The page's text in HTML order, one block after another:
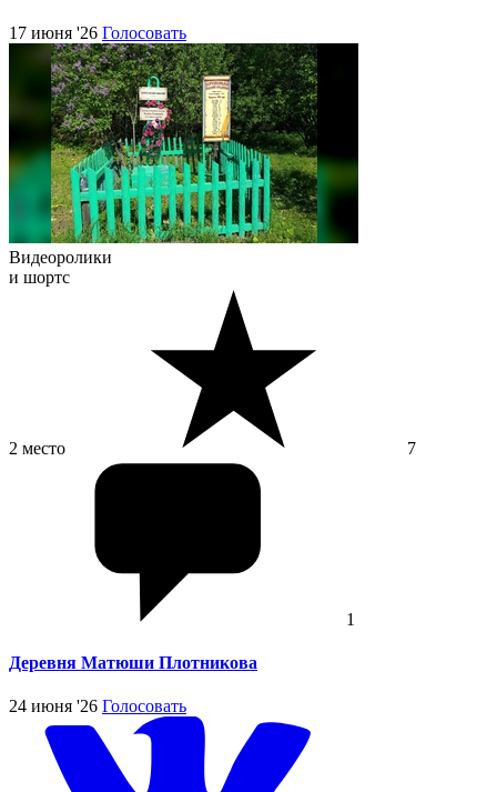
17 июня '26 Голосовать
Видеоролики
и шортс
2 место 7
1
Деревня Матюши Плотникова
24 июня '26 Голосовать